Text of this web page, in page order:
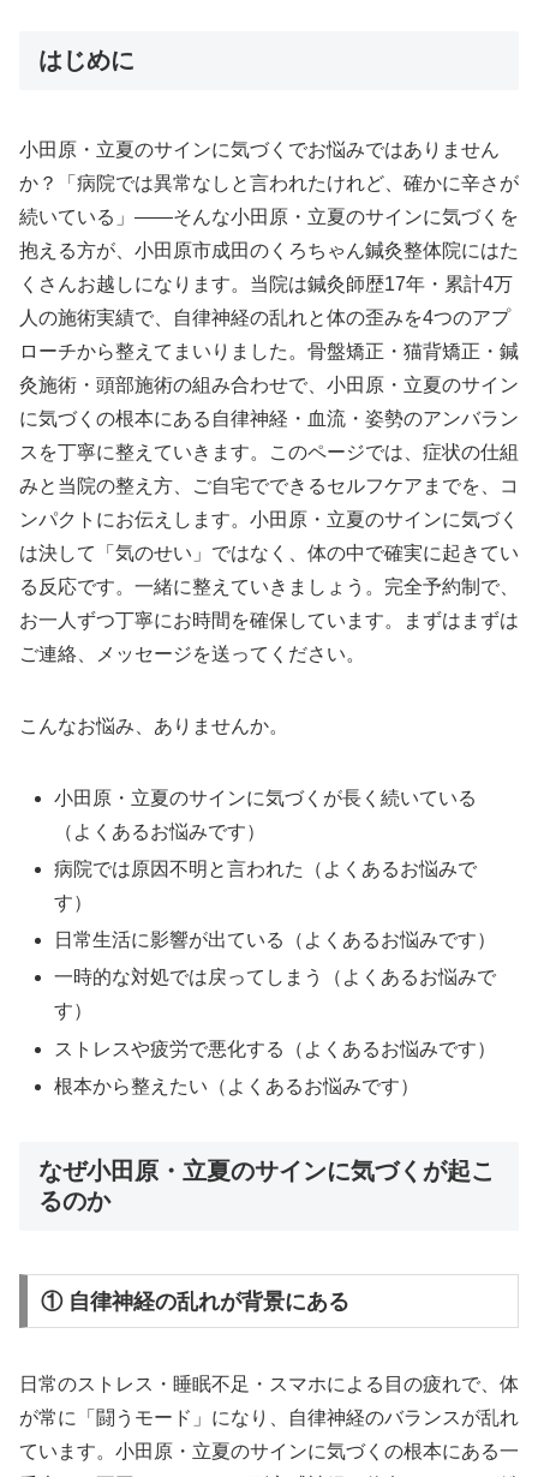
はじめに
小田原・立夏のサインに気づくでお悩みではありません
か？「病院では異常なしと言われたけれど、確かに辛さが
続いている」——そんな小田原・立夏のサインに気づくを
抱える方が、小田原市成田のくろちゃん鍼灸整体院にはた
くさんお越しになります。当院は鍼灸師歴17年・累計4万
人の施術実績で、自律神経の乱れと体の歪みを4つのアプ
ローチから整えてまいりました。骨盤矯正・猫背矯正・鍼
灸施術・頭部施術の組み合わせで、小田原・立夏のサイン
に気づくの根本にある自律神経・血流・姿勢のアンバラン
スを丁寧に整えていきます。このページでは、症状の仕組
みと当院の整え方、ご自宅でできるセルフケアまでを、コ
ンパクトにお伝えします。小田原・立夏のサインに気づく
は決して「気のせい」ではなく、体の中で確実に起きてい
る反応です。一緒に整えていきましょう。完全予約制で、
お一人ずつ丁寧にお時間を確保しています。まずはまずは
ご連絡、メッセージを送ってください。
こんなお悩み、ありませんか。
小田原・立夏のサインに気づくが長く続いている
（よくあるお悩みです）
病院では原因不明と言われた（よくあるお悩みで
す）
日常生活に影響が出ている（よくあるお悩みです）
一時的な対処では戻ってしまう（よくあるお悩みで
す）
ストレスや疲労で悪化する（よくあるお悩みです）
根本から整えたい（よくあるお悩みです）
なぜ小田原・立夏のサインに気づくが起こ
るのか
① 自律神経の乱れが背景にある
日常のストレス・睡眠不足・スマホによる目の疲れで、体
が常に「闘うモード」になり、自律神経のバランスが乱れ
ています。小田原・立夏のサインに気づくの根本にある一